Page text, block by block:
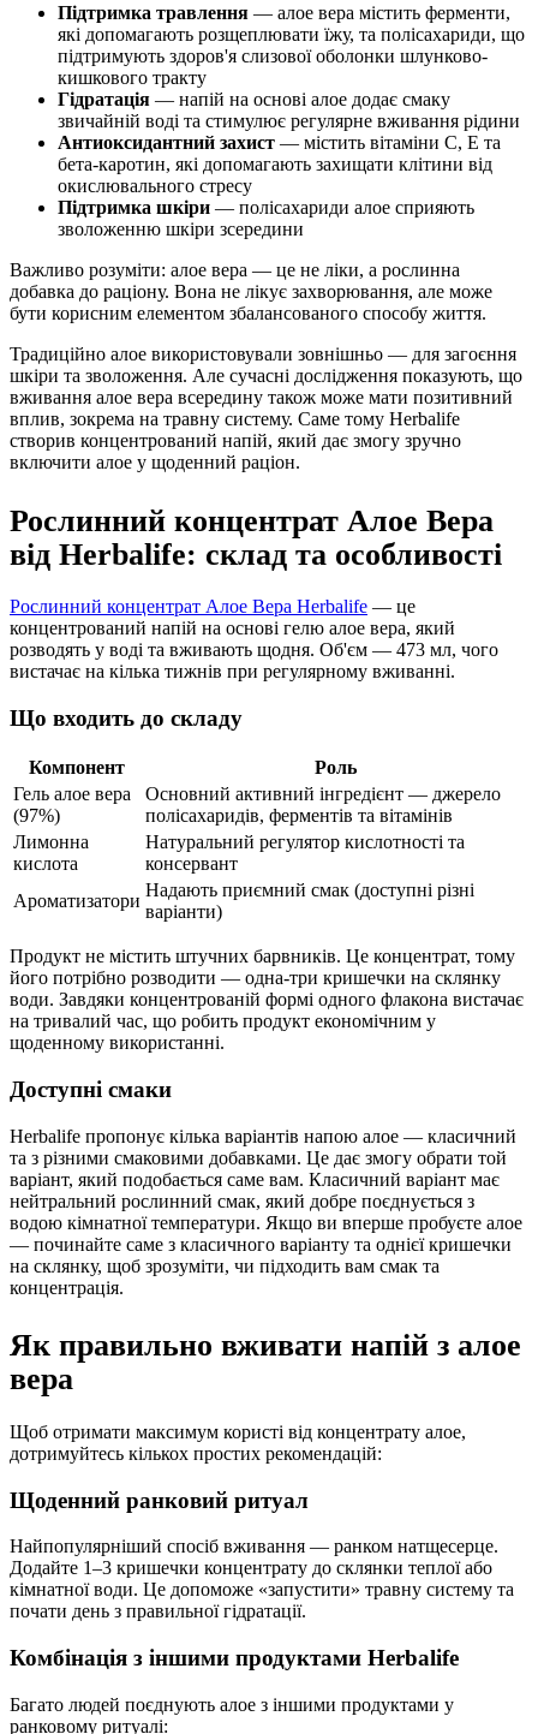
Підтримка травлення — алое вера містить ферменти,
які допомагають розщеплювати їжу, та полісахариди, що
підтримують здоров'я слизової оболонки шлунково-
кишкового тракту
Гідратація — напій на основі алое додає смаку
звичайній воді та стимулює регулярне вживання рідини
Антиоксидантний захист — містить вітаміни С, Е та
бета-каротин, які допомагають захищати клітини від
окислювального стресу
Підтримка шкіри — полісахариди алое сприяють
зволоженню шкіри зсередини
Важливо розуміти: алое вера — це не ліки, а рослинна
добавка до раціону. Вона не лікує захворювання, але може
бути корисним елементом збалансованого способу життя.
Традиційно алое використовували зовнішньо — для загоєння
шкіри та зволоження. Але сучасні дослідження показують, що
вживання алое вера всередину також може мати позитивний
вплив, зокрема на травну систему. Саме тому Herbalife
створив концентрований напій, який дає змогу зручно
включити алое у щоденний раціон.
Рослинний концентрат Алое Вера
від Herbalife: склад та особливості
Рослинний концентрат Алое Вера Herbalife — це
концентрований напій на основі гелю алое вера, який
розводять у воді та вживають щодня. Об'єм — 473 мл, чого
вистачає на кілька тижнів при регулярному вживанні.
Що входить до складу
Компонент
Роль
Гель алое вера
(97%)
Основний активний інгредієнт — джерело
полісахаридів, ферментів та вітамінів
Лимонна
кислота
Натуральний регулятор кислотності та
консервант
Ароматизатори
Надають приємний смак (доступні різні
варіанти)
Продукт не містить штучних барвників. Це концентрат, тому
його потрібно розводити — одна-три кришечки на склянку
води. Завдяки концентрованій формі одного флакона вистачає
на тривалий час, що робить продукт економічним у
щоденному використанні.
Доступні смаки
Herbalife пропонує кілька варіантів напою алое — класичний
та з різними смаковими добавками. Це дає змогу обрати той
варіант, який подобається саме вам. Класичний варіант має
нейтральний рослинний смак, який добре поєднується з
водою кімнатної температури. Якщо ви вперше пробуєте алое
— починайте саме з класичного варіанту та однієї кришечки
на склянку, щоб зрозуміти, чи підходить вам смак та
концентрація.
Як правильно вживати напій з алое
вера
Щоб отримати максимум користі від концентрату алое,
дотримуйтесь кількох простих рекомендацій:
Щоденний ранковий ритуал
Найпопулярніший спосіб вживання — ранком натщесерце.
Додайте 1–3 кришечки концентрату до склянки теплої або
кімнатної води. Це допоможе «запустити» травну систему та
почати день з правильної гідратації.
Комбінація з іншими продуктами Herbalife
Багато людей поєднують алое з іншими продуктами у
ранковому ритуалі: